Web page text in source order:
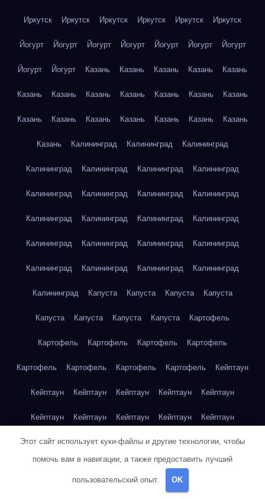
Иркутск Иркутск Иркутск Иркутск Иркутск Иркутск
Йогурт Йогурт Йогурт Йогурт Йогурт Йогурт Йогурт
Йогурт Йогурт Казань Казань Казань Казань Казань
Казань Казань Казань Казань Казань Казань Казань
Казань Казань Казань Казань Казань Казань Казань
Казань Калининград Калининград Калининград
Калининград Калининград Калининград Калининград
Калининград Калининград Калининград Калининград
Калининград Калининград Калининград Калининград
Калининград Калининград Калининград Калининград
Калининград Калининград Калининград Калининград
Калининград Капуста Капуста Капуста Капуста
Капуста Капуста Капуста Капуста Картофель
Картофель Картофель Картофель Картофель
Картофель Картофель Картофель Картофель Кейптаун
Кейптаун Кейптаун Кейптаун Кейптаун Кейптаун
Кейптаун Кейптаун Кейптаун Кейптаун Кейптаун
Кейптаун Кейптаун Кейптаун Кейптаун Кейптаун
Кейптаун
Клубника
Этот сайт использует куки-файлы и другие технологии, чтобы
помочь вам в навигации, а также предоставить лучший
пользовательский опыт. OK